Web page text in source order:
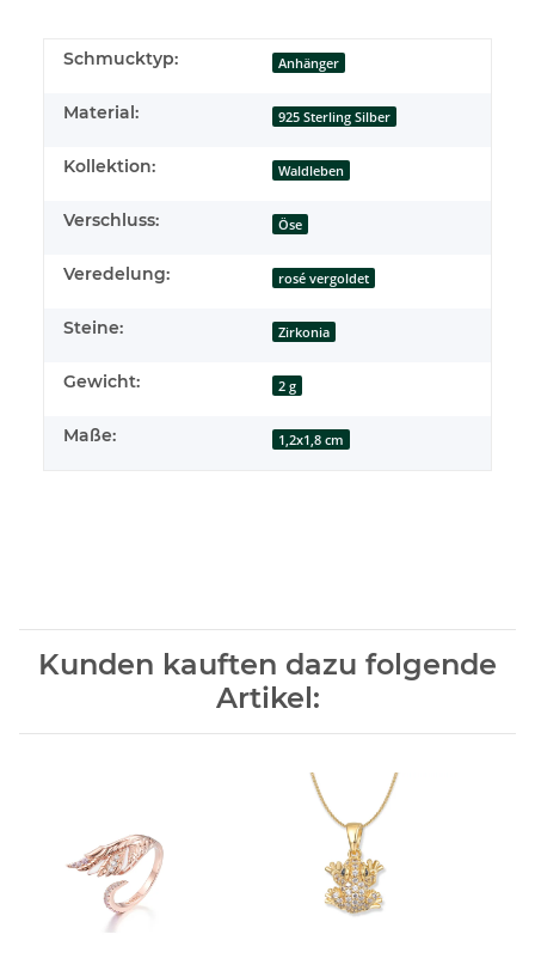
Schmucktyp: Anhänger
Material: 925 Sterling Silber
Kollektion: Waldleben
Verschluss: Öse
Veredelung: rosé vergoldet
Steine: Zirkonia
Gewicht: 2 g
Maße: 1,2x1,8 cm
Kunden kauften dazu folgende
Artikel: